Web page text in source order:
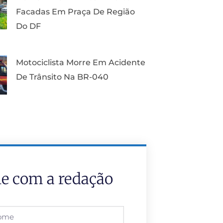
Facadas Em Praça De Região
Do DF
Motociclista Morre Em Acidente
De Trânsito Na BR-040
com a redação